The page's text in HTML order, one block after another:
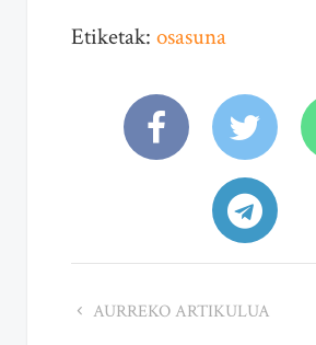
Etiketak: osasuna
AURREKO ARTIKULUA